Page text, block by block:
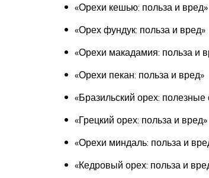
«Орехи кешью: польза и вред»
«Орех фундук: польза и вред»
«Орехи макадамия: польза и
«Орехи пекан: польза и вред»
«Бразильский орех:
«Грецкий орех: польза и вред»
«Орехи миндаль: польза и
«Кедровый орех: польза и